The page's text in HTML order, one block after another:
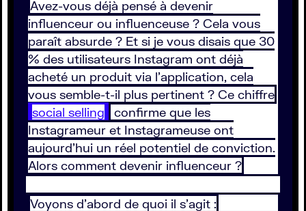
Avez-vous déjà pensé à devenir
influenceur ou influenceuse ? Cela vous
paraît absurde ? Et si je vous disais que 30
% des utilisateurs Instagram ont déjà
acheté un produit via l’application, cela
vous semble-t-il plus pertinent ? Ce chiffre
social selling
confirme que les
Instagrameur et Instagrameuse ont
aujourd’hui un réel potentiel de conviction.
Alors comment devenir influenceur ?
Voyons d’abord de quoi il s’agit :